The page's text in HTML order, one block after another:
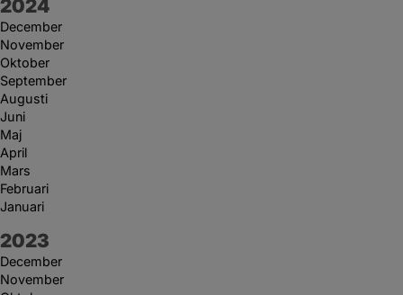
År:
2024
December
November
Oktober
September
Augusti
Juni
Maj
April
Mars
Februari
Januari
År:
2023
December
November